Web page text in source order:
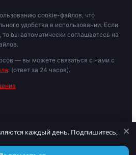
cookie-файлов, что
удобства в использовании. Если
вы автоматически соглашаетесь на
— вы можете связаться с нами с
: (ответ за 24 часов).
зависимости обратитесь к
лиц старше 18 лет.
каждый день. Подпишитесь,
×